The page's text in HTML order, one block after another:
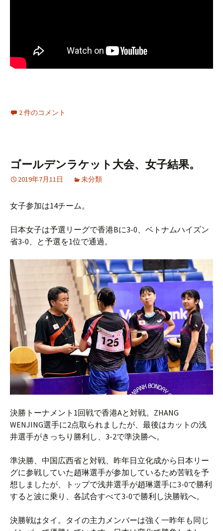
2 件のコメント
ゴールデンラケット大会、女子結果。
2019年7月11日 未分類
女子参加は14チーム。
日本女子は予選リーグで香港Bに3-0、ベトナムハイズン
省3-0、と予選を1位で通過。
決勝トーナメント1回戦で香港Aと対戦。ZHANG
WENJING選手に2点取られましたが、最後はカットの浅
井選手がきっちり勝利し、3-2で準決勝へ。
準決勝、中国広西省と対戦、昨年日立化成から日本リー
グに参戦していた趙琳選手が参加しているため苦戦を予
想しましたが、トップで浅井選手が趙琳選手に3-0で勝利
すると波に乗り、各試合すべて3-0で勝利し決勝戦へ。
決勝戦はタイ。タイの主力メンバーは強く一昨年も同じ